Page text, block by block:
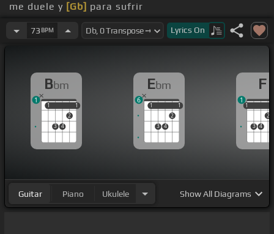
me duele y [Gb] para sufrir
como hombre tengo
todos mis defectos, yo
puedo asegurar que eres lo más que
quiero,
en esta vida es lo que más le
temo,
yo sé que en este [F]
mundo no existe
que un día[Fm]soñé y pensé
73 BPM Lyrics On
Bbm
1
3 4
2
1
1 1
1
Ebm
1
3 4
2
1
1 1
6
F
1
3 4
2
1
1
Guitar Piano Ukulele ShowAll Diagrams